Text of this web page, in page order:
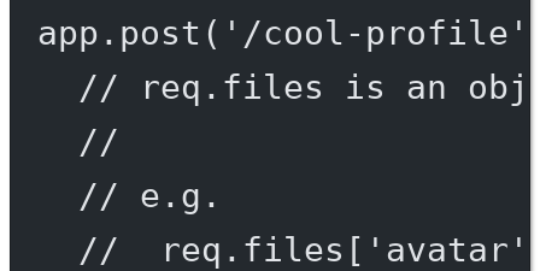
app. post ( '/cool-profile'
// req.files is an
//
// e.g.
//